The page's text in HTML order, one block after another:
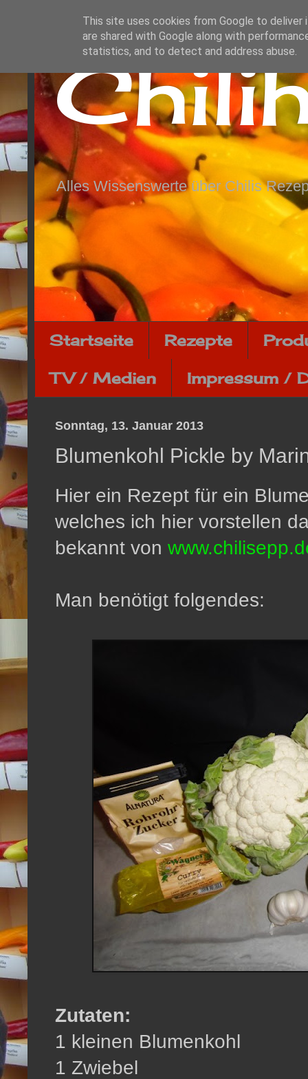
Alles Wissenswerte über Chilis
Startseite Rezepte
TV / Medien Impressum /
Sonntag, 13. Januar 2013
Blumenkohl Pickle by
Hier ein Rezept für ein
welches ich hier vorstellen
bekannt von
Man benötigt folgendes:
Zutaten:
1 kleinen Blumenkohl
1 Zwiebel
This site uses cookies from Google to deliver
are shared with Google along with
statistics, and to detect and address abuse.